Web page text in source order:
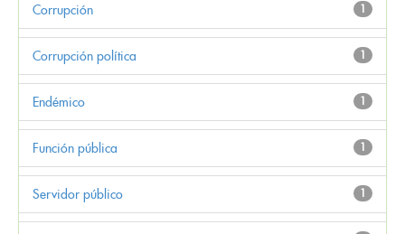
1
Corrupción
1
Corrupción política
1
Endémico
1
Función pública
1
Servidor público